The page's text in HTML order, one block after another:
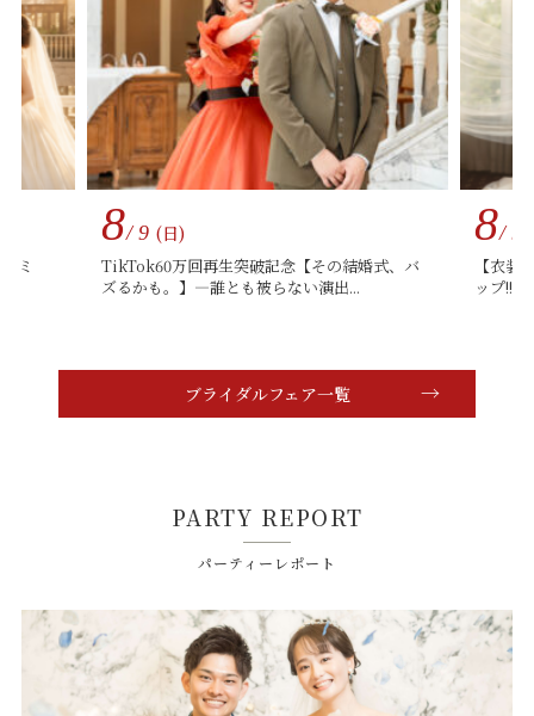
ミ
8/ 9 (日)
TikTok60万回再生突破記念【その結婚式、バ
ズるかも。】―誰とも被らない演出...
8/ 9
【衣装
ップ!!
ブライダルフェア一覧
PARTY REPORT
パーティーレポート